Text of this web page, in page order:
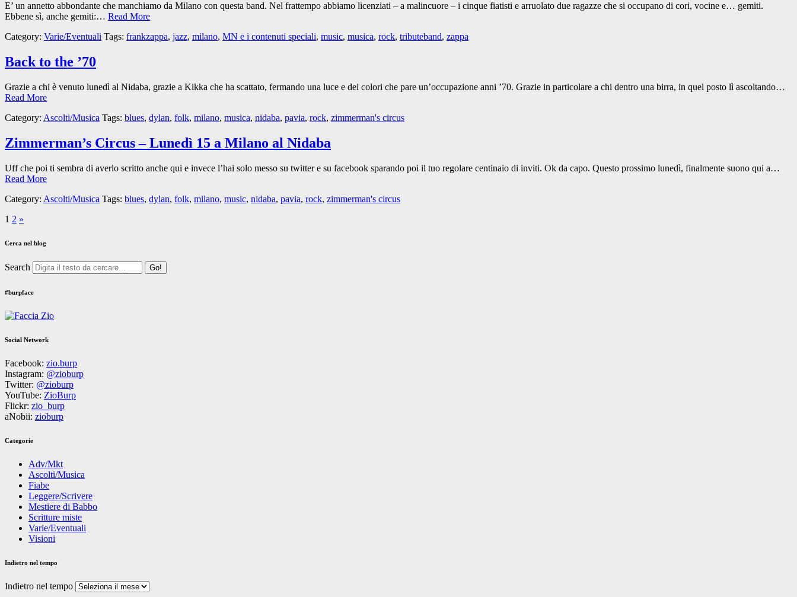
E’ un annetto abbondante che manchiamo da Milano con questa band. Nel frattempo abbiamo licenziati – a malincuore – i cinque fiatisti e arruolato due ragazze che si occupano di cori, vocine e… gemiti.
Ebbene sì, anche gemiti:… Read More
Category: Varie/Eventuali Tags: frankzappa, jazz, milano, MN e i contenuti speciali, music, musica, rock, tributeband, zappa
Back to the ’70
Grazie a chi è venuto lunedì al Nidaba, grazie a Kikka che ha scattato, fermando una luce e dei colori che pare un’occupazione anni ’70. Grazie in particolare a chi dentro una birra, in quel posto lì ascoltando…
Read More
Category: Ascolti/Musica Tags: blues, dylan, folk, milano, musica, nidaba, pavia, rock, zimmerman's circus
Zimmerman’s Circus – Lunedì 15 a Milano al Nidaba
Uff che poi ti sembra di averlo scritto anche qui e invece l’hai solo messo su twitter e su facebook sparando poi il tuo regolare centinaio di inviti. Ok da capo. Questo prossimo lunedì, finalmente suono qui a…
Read More
Category: Ascolti/Musica Tags: blues, dylan, folk, milano, music, nidaba, pavia, rock, zimmerman's circus
1 2 »
Cerca nel blog
Search
#burpface
Social Network
Facebook: zio.burp
Instagram: @zioburp
Twitter: @zioburp
YouTube: ZioBurp
Flickr: zio_burp
aNobii: zioburp
Categorie
Adv/Mkt
Ascolti/Musica
Fiabe
Leggere/Scrivere
Mestiere di Babbo
Scritture miste
Varie/Eventuali
Visioni
Indietro nel tempo
Indietro nel tempo